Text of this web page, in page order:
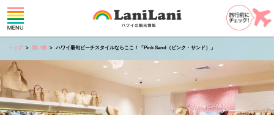
トップ 買い物 ハワイ最旬ビーチスタイルならここ！「Pink Sand（ピンク・サンド）」